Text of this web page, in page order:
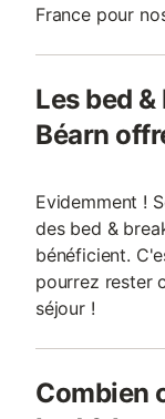
France pour
Les bed
Béarn
Evidemment !
des bed &
bénéficient.
pourrez rester
séjour !
Combien